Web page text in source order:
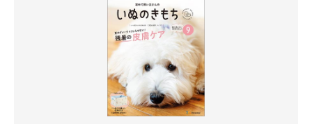
（写真左から）どれみちゃん、いろはちゃん